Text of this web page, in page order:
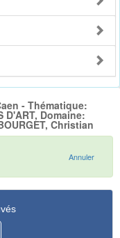
- Thématique:
D'ART, Domaine:
Christian
Annuler